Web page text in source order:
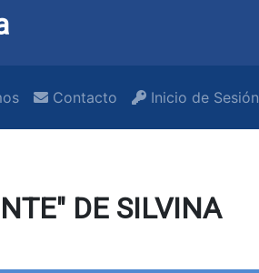
Contacto Inicio de Sesión
DE SILVINA